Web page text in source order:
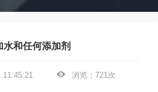
和任何添加剂
21 11:45:21 浏览：721次